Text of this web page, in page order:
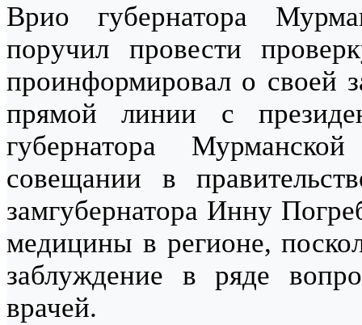
Врио губернатора
поручил провести
проинформировал о своей
прямой линии с
губернатора
совещании в
замгубернатора Инну
медицины в регионе,
заблуждение в ряде
врачей.